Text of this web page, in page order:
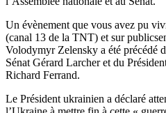
Un évènement que vous avez pu
(canal 13 de la TNT) et sur
Volodymyr Zelensky a été précédé
Sénat Gérard Larcher et du
Richard Ferrand.
Le Président ukrainien a déclaré